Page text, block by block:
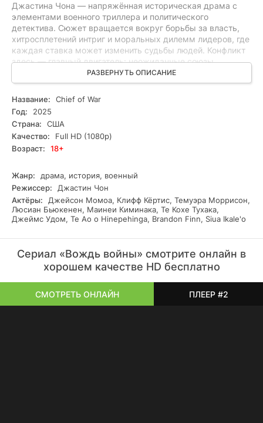
Джастина Чона — напряжённая историческая драма с
элементами военного триллера и политического
детектива. Сюжет вращается вокруг борьбы за власть,
хитросплетений интриг и моральных дилемм лидеров, где
каждая ставка может изменить судьбы людей. Конфликт
здесь — главный двигатель: неожиданные союзы,
предательство и поиски справедливости держат в
напряжении до финала, не раскрывая ключевых тайн.
Сериал придётся по вкусу любителям драм, триллеров и
динамичный сюжет. Смотрите онлайн все серии
бесплатно в HD и в хорошем качестве — идеальный
выбор для вечернего марафона.
РАЗВЕРНУТЬ ОПИСАНИЕ
Название:
Chief of War
Год:
2025
Страна:
США
Качество:
Full HD (1080p)
Возраст:
18+
Жанр:
драма, история, военный
Режиссер:
Джастин Чон
Актёры:
Джейсон Момоа, Клифф Кёртис, Темуэра Моррисон,
Люсиан Бьюкенен, Маинеи Киминака, Те Кохе Тухака,
Джеймс Удом, Te Ao o Hinepehinga, Brandon Finn, Siua Ikale'o
Сериал «Вождь войны» смотрите онлайн в
хорошем качестве HD бесплатно
СМОТРЕТЬ ОНЛАЙН ПЛЕЕР #2